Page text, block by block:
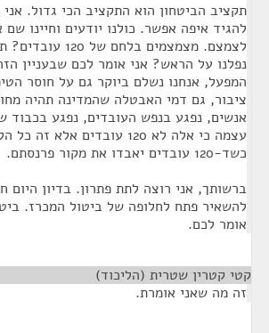
תקציב הביטחון הוא התקציב הכי גדול.
להגיד איפה אפשר. כולנו יודעים וחיינו
לצמצם. מצמצמים בלחם
נפלנו על הראש? אני אומר לכם שבעניין
המפעל, אנחנו נשלם ביוקר גם על חוסר
ציבור, גם דמי האבטלה שהמדינה תהיה
אנשים, נפגע בנפש העובדים, נפגע בכבוד
עצמה כי אלה לא 120 עובדים אלא
כשד-120 עובדים יאבדו את מקור פרנסתם.
ברשותך, אני רוצה לתת פתרון. בדיון היום
להשאיר פתח לחלופה של ביטול המכרז.
אומר לכם.
קטי קטרין שטרית (הליכוד)
זה מה שאני אומרת.